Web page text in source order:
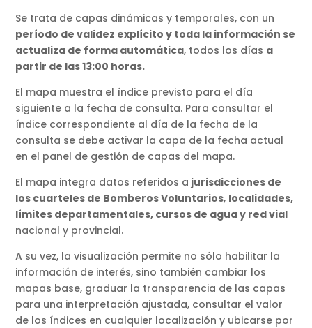
Se trata de capas dinámicas y temporales, con un
período de validez explícito y toda la información se
actualiza de forma automática, todos los días a
partir de las 13:00 horas.
El mapa muestra el índice previsto para el día
siguiente a la fecha de consulta. Para consultar el
índice correspondiente al día de la fecha de la
consulta se debe activar la capa de la fecha actual
en el panel de gestión de capas del mapa.
El mapa integra datos referidos a jurisdicciones de
los cuarteles de Bomberos Voluntarios, localidades,
límites departamentales, cursos de agua y red vial
nacional y provincial.
A su vez, la visualización permite no sólo habilitar la
información de interés, sino también cambiar los
mapas base, graduar la transparencia de las capas
para una interpretación ajustada, consultar el valor
de los índices en cualquier localización y ubicarse por